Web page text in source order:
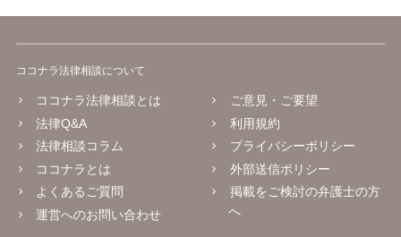
ココナラ法律相談について
ココナラ法律相談とは
法律Q&A
法律相談コラム
ココナラとは
よくあるご質問
運営へのお問い合わせ
ご意見・ご要望
利用規約
プライバシーポリシー
外部送信ポリシー
掲載をご検討の弁護士の方
へ